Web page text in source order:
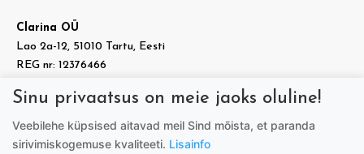
Clarina OÜ
Lao 2a-12, 51010 Tartu, Eesti
REG nr: 12376466
info@doradora.ee
 https://www.facebook.com/doradora.ee
Sinu privaatsus on meie jaoks oluline!
Veebilehe küpsised aitavad meil Sind mõista, et paranda
sirivimiskogemuse kvaliteeti. Lisainfo